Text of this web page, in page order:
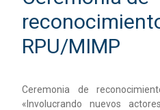
RPU/MIMP
Ceremonia de
«Involucrando nuevos